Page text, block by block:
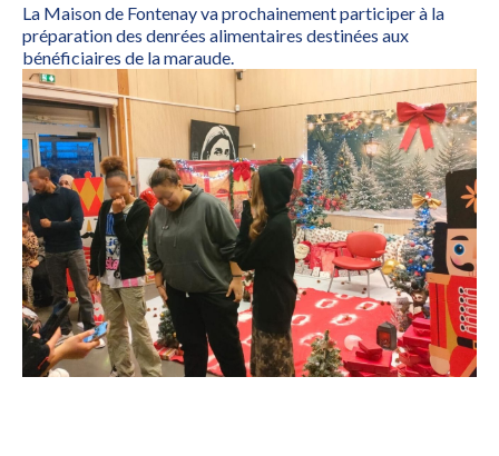
La Maison de Fontenay va prochainement participer à la
préparation des denrées alimentaires destinées aux
bénéficiaires de la maraude.